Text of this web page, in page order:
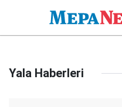
Yala Haberleri